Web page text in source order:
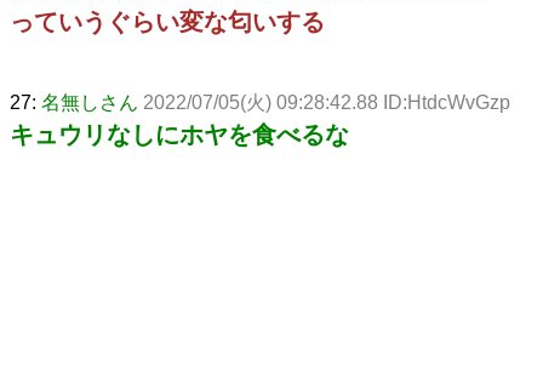
っていうぐらい変な匂いする
27: 名無しさん 2022/07/05(火) 09:28:42.88 ID:HtdcWvGzp
キュウリなしにホヤを食べるな